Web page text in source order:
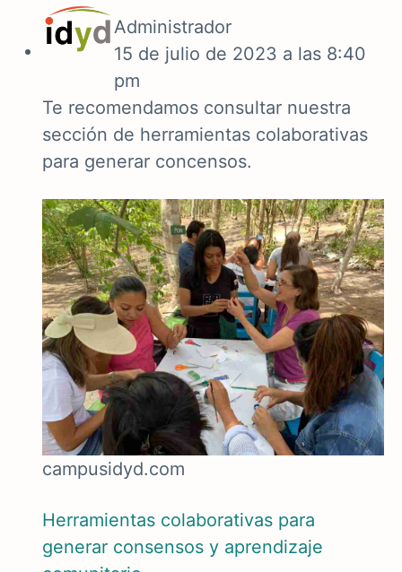
Administrador
15 de julio de 2023 a las 8:40
pm
Te recomendamos consultar nuestra
sección de herramientas colaborativas
para generar concensos.
campusidyd.com
Herramientas colaborativas para
generar consensos y aprendizaje